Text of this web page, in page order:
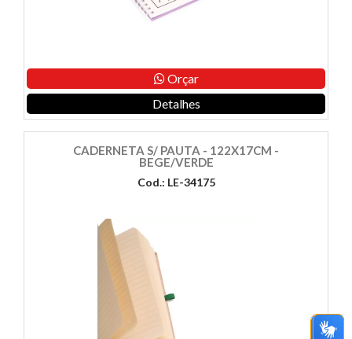
Orçar
Detalhes
CADERNETA S/ PAUTA - 122X17CM -
BEGE/VERDE
Cod.: LE-34175